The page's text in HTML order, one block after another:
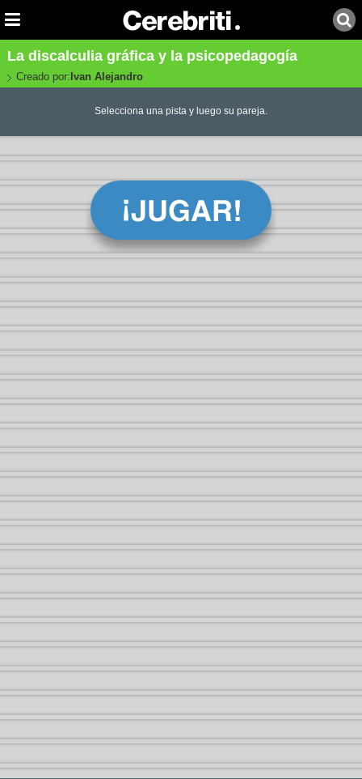
La discalculia gráfica y la psicopedagogía
Creado por: Ivan Alejandro
Selecciona una pista y luego su pareja.